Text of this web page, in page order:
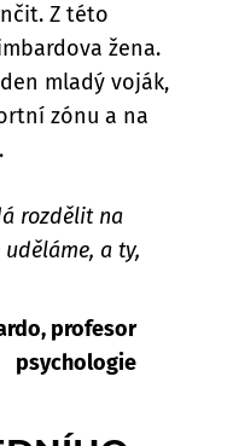
Z této
žena.
mladý voják,
zónu a na
rozdělit na
a ty,
profesor
psychologie